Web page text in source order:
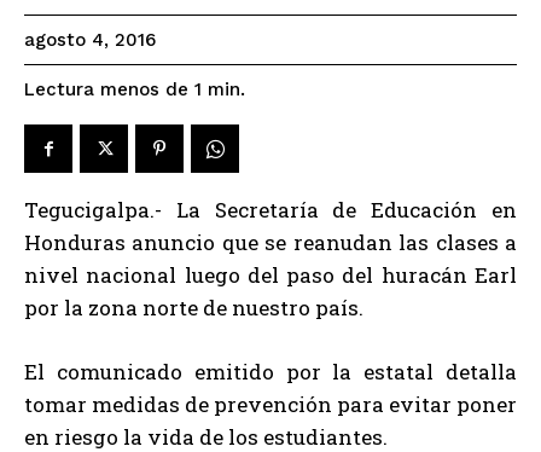
agosto 4, 2016
Lectura menos de 1 min.
Tegucigalpa.- La Secretaría de Educación en
Honduras anuncio que se reanudan las clases a
nivel nacional luego del paso del huracán Earl
por la zona norte de nuestro país.
El comunicado emitido por la estatal detalla
tomar medidas de prevención para evitar poner
en riesgo la vida de los estudiantes.